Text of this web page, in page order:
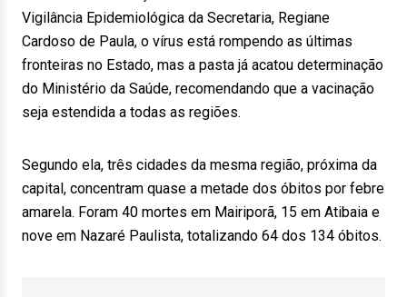
Vigilância Epidemiológica da Secretaria, Regiane
Cardoso de Paula, o vírus está rompendo as últimas
fronteiras no Estado, mas a pasta já acatou determinação
do Ministério da Saúde, recomendando que a vacinação
seja estendida a todas as regiões.
Segundo ela, três cidades da mesma região, próxima da
capital, concentram quase a metade dos óbitos por febre
amarela. Foram 40 mortes em Mairiporã, 15 em Atibaia e
nove em Nazaré Paulista, totalizando 64 dos 134 óbitos.